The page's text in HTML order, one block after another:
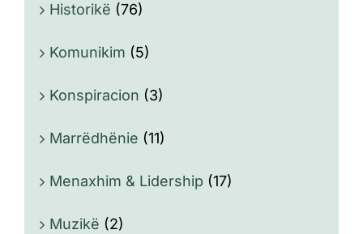
Historikë (76)
Komunikim (5)
Konspiracion (3)
Marrëdhënie (11)
Menaxhim & Lidership (17)
Muzikë (2)